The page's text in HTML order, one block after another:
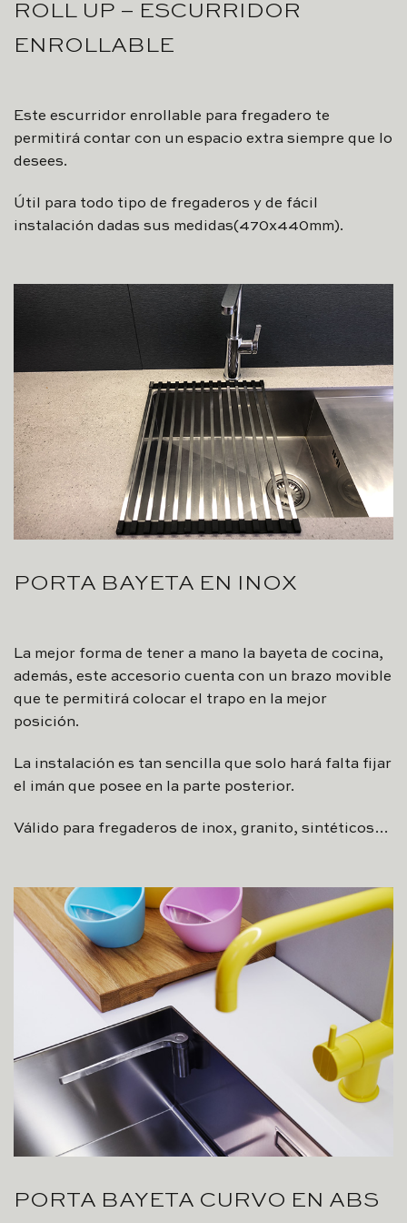
ROLL UP – ESCURRIDOR
ENROLLABLE
Este escurridor enrollable para fregadero te
permitirá contar con un espacio extra siempre que lo
desees.
Útil para todo tipo de fregaderos y de fácil
instalación dadas sus medidas(470x440mm).
PORTA BAYETA EN INOX
La mejor forma de tener a mano la bayeta de cocina,
además, este accesorio cuenta con un brazo movible
que te permitirá colocar el trapo en la mejor
posición.
La instalación es tan sencilla que solo hará falta fijar
el imán que posee en la parte posterior.
Válido para fregaderos de inox, granito, sintéticos…
PORTA BAYETA CURVO EN ABS